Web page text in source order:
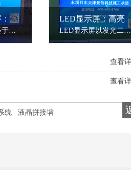
DLP无缝拼接屏：光学投影的充分演绎 LED显示屏：高亮度与场
LED显示屏以发光二极管为像素单元，通过动态扫描技术实现高亮度、广视角显示。其核心参数包括亮度（室内屏300-1500cd/m²，室外屏3000-5000cd/m²）、灰度等级（1024-4096级）及刷新频率（≥3840Hz），确保画面无闪烁、色彩过渡自然。
查看
查看
统 液晶拼接墙